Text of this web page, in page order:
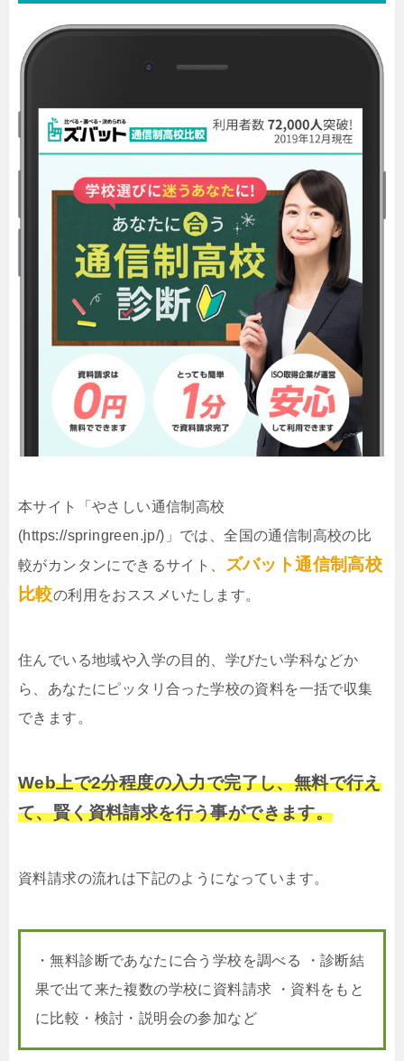
本サイト「やさしい通信制高校
(https://springreen.jp/)」では、全国の通信制高校の比
較がカンタンにできるサイト、
ズバット通信制高校
比較の利用をおススメいたします。
住んでいる地域や入学の目的、学びたい学科などか
ら、あなたにピッタリ合った学校の資料を一括で収集
できます。
Web上で2分程度の入力で完了し、無料で行え
て、賢く資料請求を行う事ができます。
資料請求の流れは下記のようになっています。
・無料診断であなたに合う学校を調べる ・診断結
果で出て来た複数の学校に資料請求 ・資料をもと
に比較・検討・説明会の参加など